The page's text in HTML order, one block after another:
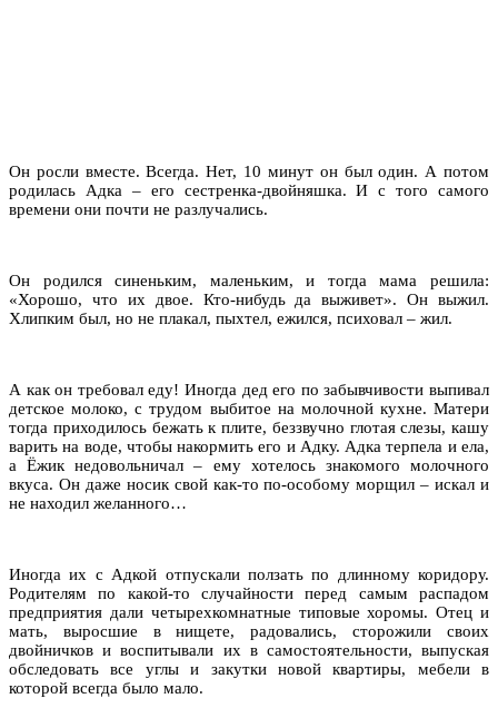
Он росли вместе. Всегда. Нет, 10 минут он был один. А потом
родилась Адка – его сестренка-двойняшка. И с того самого
времени они почти не разлучались.
Он родился синеньким, маленьким, и тогда мама решила:
«Хорошо, что их двое. Кто-нибудь да выживет». Он выжил.
Хлипким был, но не плакал, пыхтел, ежился, психовал – жил.
А как он требовал еду! Иногда дед его по забывчивости выпивал
детское молоко, с трудом выбитое на молочной кухне. Матери
тогда приходилось бежать к плите, беззвучно глотая слезы, кашу
варить на воде, чтобы накормить его и Адку. Адка терпела и ела,
а Ёжик недовольничал – ему хотелось знакомого молочного
вкуса. Он даже носик свой как-то по-особому морщил – искал и
не находил желанного…
Иногда их с Адкой отпускали ползать по длинному коридору.
Родителям по какой-то случайности перед самым распадом
предприятия дали четырехкомнатные типовые хоромы. Отец и
мать, выросшие в нищете, радовались, сторожили своих
двойничков и воспитывали их в самостоятельности, выпуская
обследовать все углы и закутки новой квартиры, мебели в
которой всегда было мало.